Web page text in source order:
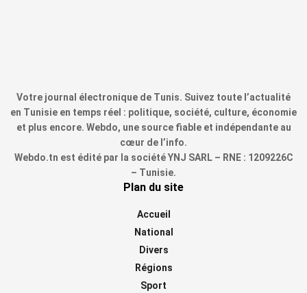
Votre journal électronique de Tunis. Suivez toute l’actualité
en Tunisie en temps réel : politique, société, culture, économie
et plus encore. Webdo, une source fiable et indépendante au
cœur de l’info.
Webdo.tn est édité par la société YNJ SARL – RNE : 1209226C
– Tunisie.
Plan du site
Accueil
National
Divers
Régions
Sport